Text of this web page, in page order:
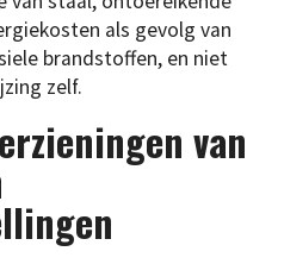
als gevolg van
brandstoffen, en niet
zelf.
van